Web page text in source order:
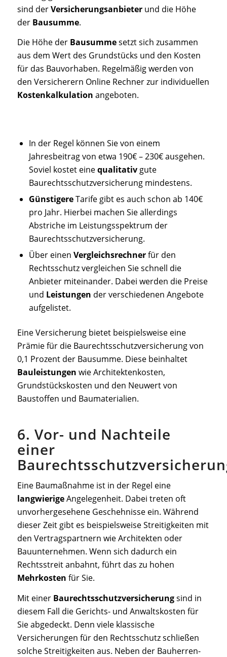
sind derVersicherungsanbieter und die Höhe
der Bausumme.
Die Höhe der Bausummesetzt sich zusammen
aus dem Wert des Grundstücks und den Kosten
für das Bauvorhaben. Regelmäßig werden von
den Versicherern Online Rechner zur individuellen
Kostenkalkulation angeboten.
In der Regel können Sie von einem
Jahresbeitrag von etwa 190€ – 230€ ausgehen.
Soviel kostet einequalitativgute
Baurechtsschutzversicherung mindestens.
GünstigereTarife gibt es auch schon ab 140€
pro Jahr. Hierbei machen Sie allerdings
Abstriche im Leistungsspektrum der
Baurechtsschutzversicherung.
Über einen Vergleichsrechnerfür den
Rechtsschutz vergleichen Sie schnell die
Anbieter miteinander. Dabei werden die Preise
und Leistungen der verschiedenen Angebote
aufgelistet.
Eine Versicherung bietet beispielsweise eine
Prämie für die Baurechtsschutzversicherung von
0,1 Prozent der Bausumme. Diese beinhaltet
Bauleistungen wie Architektenkosten,
Grundstückskosten und den Neuwert von
Baustoffen und Baumaterialien.
6. Vor- und Nachteile
einer
Eine Baumaßnahme ist in der Regel eine
langwierigeAngelegenheit. Dabei treten oft
unvorhergesehene Geschehnisse ein. Während
dieser Zeit gibt es beispielsweise Streitigkeiten mit
den Vertragspartnern wie Architekten oder
Bauunternehmen. Wenn sich dadurch ein
Rechtsstreit anbahnt, führt das zu hohen
Mehrkosten für Sie.
Mit einer Baurechtsschutzversicherungsind in
diesem Fall die Gerichts- und Anwaltskosten für
Sie abgedeckt. Denn viele klassische
Versicherungen für den Rechtsschutz schließen
solche Streitigkeiten aus. Neben der Bauherren-